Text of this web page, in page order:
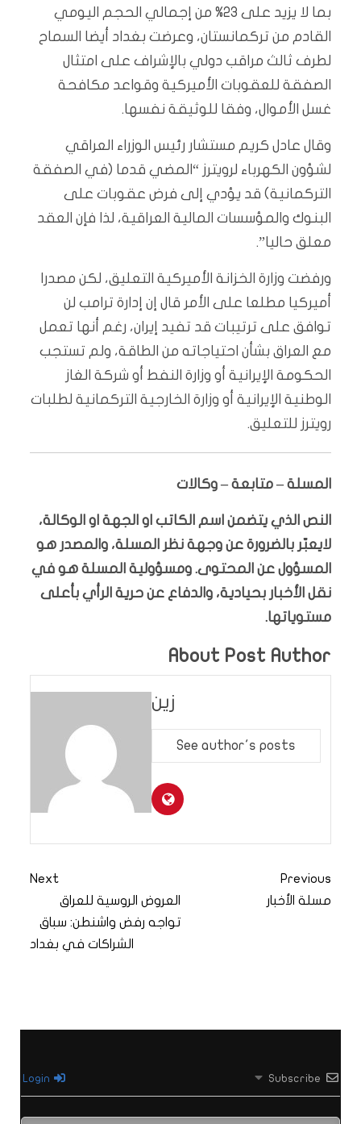
بما لا يزيد على 23% من إجمالي الحجم اليومي
القادم من تركمانستان، وعرضت بغداد أيضا السماح
لطرف ثالث مراقب دولي بالإشراف على امتثال
الصفقة للعقوبات الأميركية وقواعد مكافحة
غسل الأموال، وفقا للوثيقة نفسها.
وقال عادل كريم مستشار رئيس الوزراء العراقي
لشؤون الكهرباء لرويترز “المضي قدما (في الصفقة
التركمانية) قد يؤدي إلى فرض عقوبات على
البنوك والمؤسسات المالية العراقية، لذا فإن العقد
معلق حاليا”.
ورفضت وزارة الخزانة الأميركية التعليق، لكن مصدرا
أميركيا مطلعا على الأمر قال إن إدارة ترامب لن
توافق على ترتيبات قد تفيد إيران، رغم أنها تعمل
مع العراق بشأن احتياجاته من الطاقة، ولم تستجب
الحكومة الإيرانية أو وزارة النفط أو شركة الغاز
الوطنية الإيرانية أو وزارة الخارجية التركمانية لطلبات
رويترز للتعليق.
المسلة – متابعة – وكالات
النص الذي يتضمن اسم الكاتب او الجهة او الوكالة،
لايعبّر بالضرورة عن وجهة نظر المسلة، والمصدر هو
المسؤول عن المحتوى. ومسؤولية المسلة هو في
نقل الأخبار بحيادية، والدفاع عن حرية الرأي بأعلى
مستوياتها.
About Post Author
زين
See author's posts
Previous
مسلة الأخبار
Next
العروض الروسية للعراق
تواجه رفض واشنطن: سباق
الشراكات في بغداد
Subscribe